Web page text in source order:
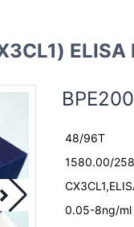
ELISA
48/96T
1580.00/
0.05-8ng/ml